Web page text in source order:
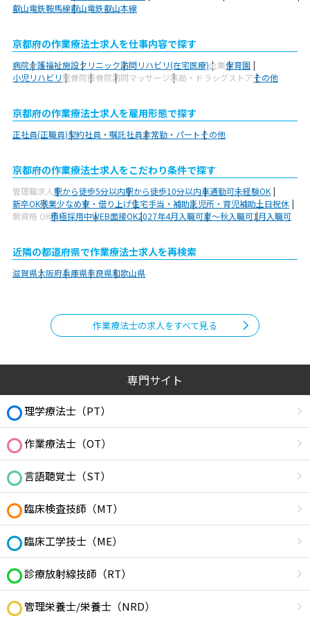
叡山電鉄鞍馬線叡山電鉄叡山本線
京都府の作業療法士求人を仕事内容で探す
病院介護福祉施設クリニック訪問リハビリ(在宅医療)企業保育園
小児リハビリ整骨院接骨院訪問マッサージ薬局・ドラッグストアその他
京都府の作業療法士求人を雇用形態で探す
正社員(正職員)契約社員・嘱託社員非常勤・パートその他
京都府の作業療法士求人をこだわり条件で探す
管理職求人駅から徒歩5分以内駅から徒歩10分以内車通勤可未経験OK
新卒OK残業少なめ寮・借り上げ住宅手当・補助託児所・育児補助土日祝休
無資格 OK積極採用中WEB面接OK2027年4月入職可夏～秋入職可1月入職可
近隣の都道府県で作業療法士求人を再検索
滋賀県大阪府兵庫県奈良県和歌山県
作業療法士の求人をすべて見る
専門サイト
理学療法士（PT）
作業療法士（OT）
言語聴覚士（ST）
臨床検査技師（MT）
臨床工学技士（ME）
診療放射線技師（RT）
管理栄養士/栄養士（NRD）